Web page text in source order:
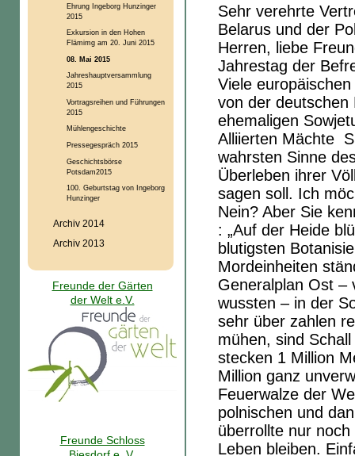
Sehr verehrte
Belarus und der
Herren, liebe
Jahrestag der
Viele
von der deutschen
ehemaligen
Alliierten Mächte
wahrsten Sinne
Überleben ihrer
sagen soll. Ich
Nein? Aber Sie
: „Auf der Heide
blutigsten
Mordeinheiten
Generalplan Ost –
wussten – in der
sehr über zahlen
mühen, sind
stecken 1 Million
Million ganz
Feuerwalze der
polnischen und
überrollte nur
Leben bleiben.
Ehrung Ingeborg Hunzinger
2015
Exkursion in den Hohen
Flämimg am 20. Juni 2015
08. Mai 2015
Jahreshauptversammlung
2015
Vortragsreihen und Führungen
2015
Mühlengeschichte
Pressegespräch 2015
Geschichtsbörse
Potsdam2015
100. Geburtstag von Ingeborg
Hunzinger
Archiv 2014
Archiv 2013
Freunde der Gärten
der Welt e.V.
Freunde Schloss